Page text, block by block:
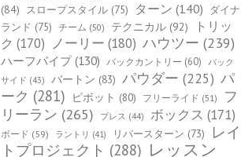
(84) スロープスタイル (75) ターン (140) ダイナ
ランド (75) チーム (50) テクニカル (92)
トリッ
ク (170) ノーリー (180) ハウツー (239)
ハーフパイプ(130) バックカントリー (60)
バック
サイド (43) バートン (83) パウダー (225) パ
ーク (281) ピボット (80) フリーライド (51)
フ
リーラン (265) プレス (44) ボックス (171)
ボード (59) ラントリ (41) リバースターン (73)
レイ
トプロジェクト (288) レッスン